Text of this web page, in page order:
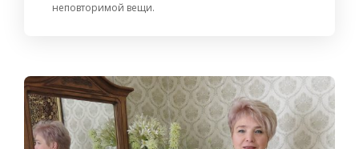
неповторимой вещи.